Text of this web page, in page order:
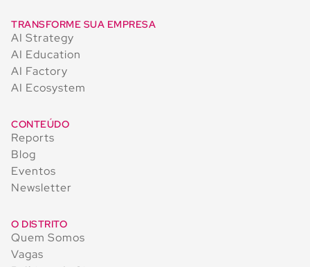
TRANSFORME SUA EMPRESA
AI Strategy
AI Education
AI Factory
AI Ecosystem
CONTEÚDO
Reports
Blog
Eventos
Newsletter
O DISTRITO
Quem Somos
Vagas